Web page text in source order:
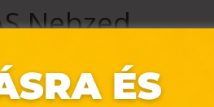
Nebzed